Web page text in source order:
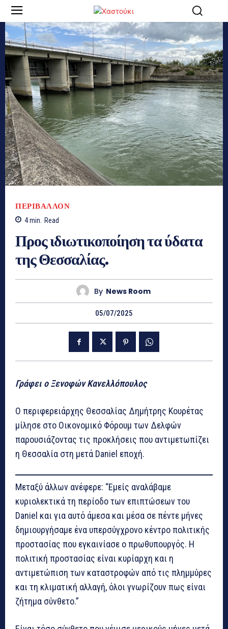
ΠΕΡΙΒΑΛΛΟΝ
4min. Read
Προς ιδιωτικοποίηση τα ύδατα
της Θεσσαλίας.
By News Room
05/07/2025
Γράφει ο Ξενοφών Κανελλόπουλος
Ο περιφερειάρχης Θεσσαλίας Δημήτρης Κουρέτας
μίλησε στο Οικονομικό Φόρουμ των Δελφών
παρουσιάζοντας τις προκλήσεις που αντιμετωπίζει
η Θεσσαλία στη μετά Daniel εποχή.
Μεταξύ άλλων ανέφερε: “Εμείς αναλάβαμε
κυριολεκτικά τη περίοδο των επιπτώσεων του
Daniel και για αυτό άμεσα και μέσα σε πέντε μήνες
δημιουργήσαμε ένα υπερσύγχρονο κέντρο πολιτικής
προστασίας που εγκαινίασε ο πρωθυπουργός. Η
πολιτική προστασίας είναι κυρίαρχη και η
αντιμετώπιση των καταστροφών από τις πλημμύρες
και τη κλιματική αλλαγή, όλοι γνωρίζουν πως είναι
ζήτημα σύνθετο.”